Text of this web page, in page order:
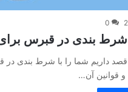
0
بندی در قبرس برای
داریم شما را با شرط بندی
قوانین آن…